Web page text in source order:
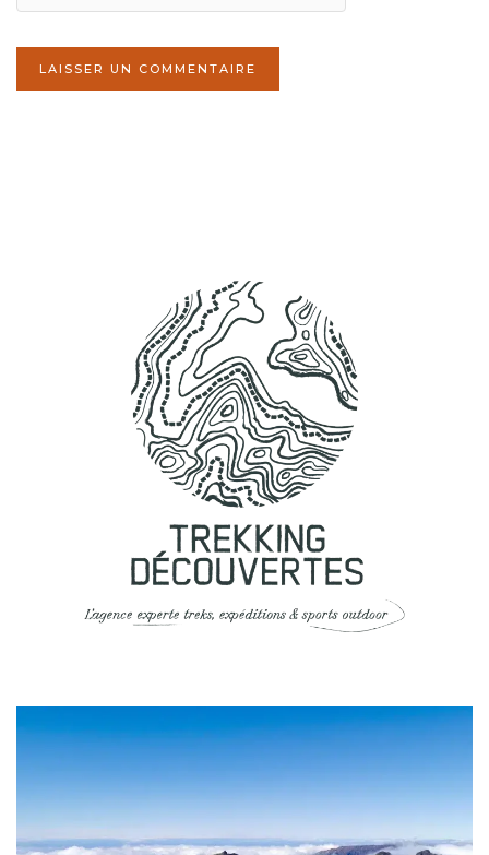
LAISSER UN COMMENTAIRE